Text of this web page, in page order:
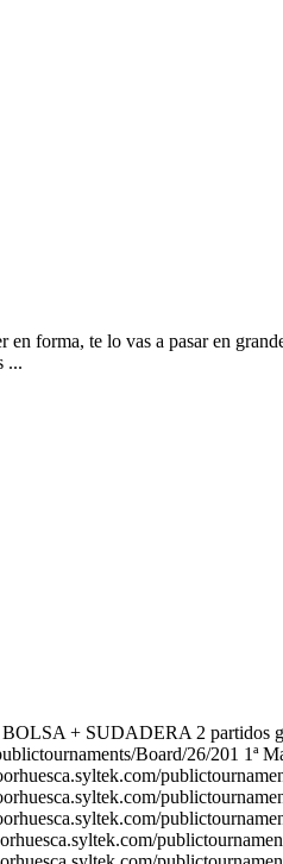
te lo vas a pasar en grande
...
+ SUDADERA 2 partidos
Board/26/201 1ª